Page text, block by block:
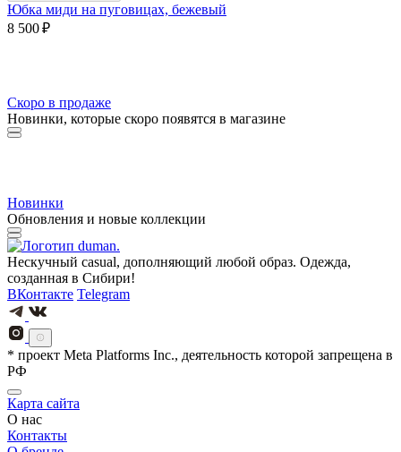
Юбка миди на пуговицах, бежевый
8 500 ₽
Скоро в продаже
Новинки, которые скоро появятся в магазине
Новинки
Обновления и новые коллекции
Нескучный casual, дополняющий любой образ. Одежда,
созданная в Сибири!
ВКонтакте Telegram
* проект Meta Platforms Inc., деятельность которой запрещена в
РФ
Карта сайта
О нас
Контакты